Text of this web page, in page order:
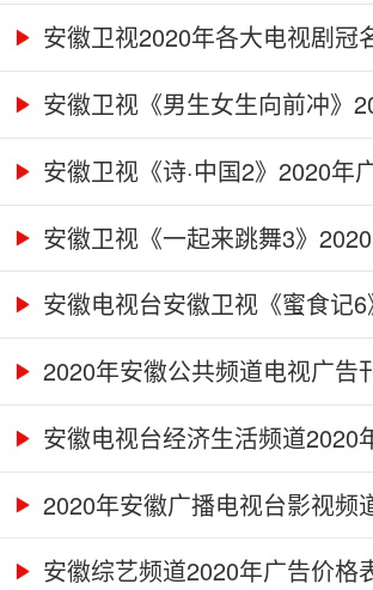
安徽卫视2020年各大电视剧冠
安徽卫视《男生女生向前冲》
安徽卫视《诗·中国2》2020年
安徽卫视《一起来跳舞3》
安徽电视台安徽卫视《蜜食记
合...2020年安徽公共频道电视广告
安徽电视台经济生活频道2020
2020年安徽广播电视台影视频
安徽综艺频道2020年广告价格